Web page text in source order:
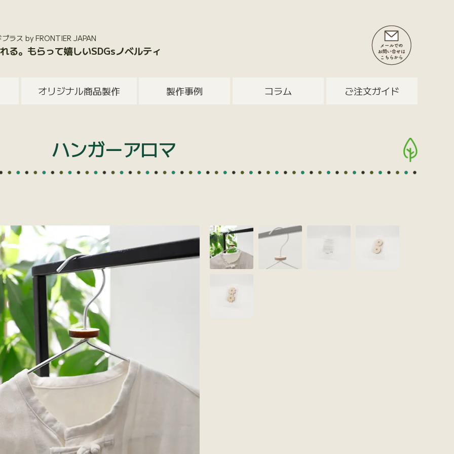
ラス by FRONTIER JAPAN
る。もらって嬉しいSDGsノベルティ
オリジナル商品製作 製作事例 コラム ご注文ガイド
ハンガーアロマ